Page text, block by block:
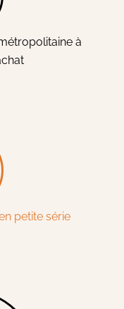
à
petite série